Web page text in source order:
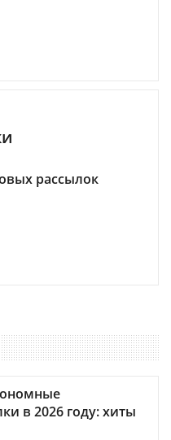
рассылок
в 2026 году: хиты